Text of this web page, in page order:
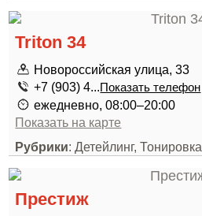
Triton 34
Новороссийская улица, 33
+7 (903) 4...Показать телефон
ежедневно, 08:00–20:00
Показать на карте
Рубрики: Детейлинг, Тонировка
Престиж